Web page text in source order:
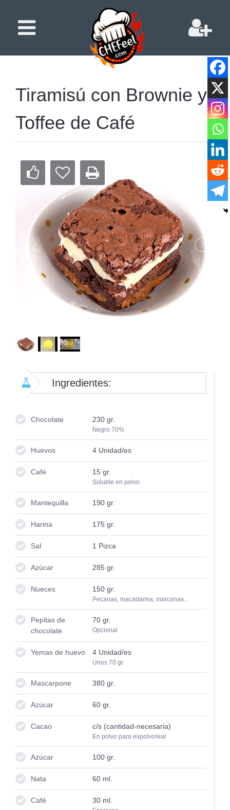
Tiramisú con Brownie y
Toffee de Café
Ingredientes:
Chocolate 230gr.
Negro 70%
Huevos 4Unidad/es
Café 15gr.
Soluble en polvo
Mantequilla 190gr.
Harina 175gr.
Sal 1 Pizca
Azúcar 285gr.
Nueces 150gr.
Pecanas, macadamia, marconas...
Pepitas de
chocolate
70gr.
Opcional
Yemas de huevo 4Unidad/es
Unos 70 gr.
Mascarpone 380gr.
Azúcar 60gr.
Cacao c/s (cantidad-necesaria)
En polvo para espolvorear
Azúcar 100gr.
Nata 60ml.
Café 30ml.